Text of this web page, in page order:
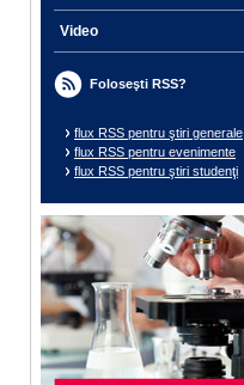
Video
Foloseşti RSS?
flux RSS pentru ştiri generale
flux RSS pentru evenimente
flux RSS pentru ştiri studenţi